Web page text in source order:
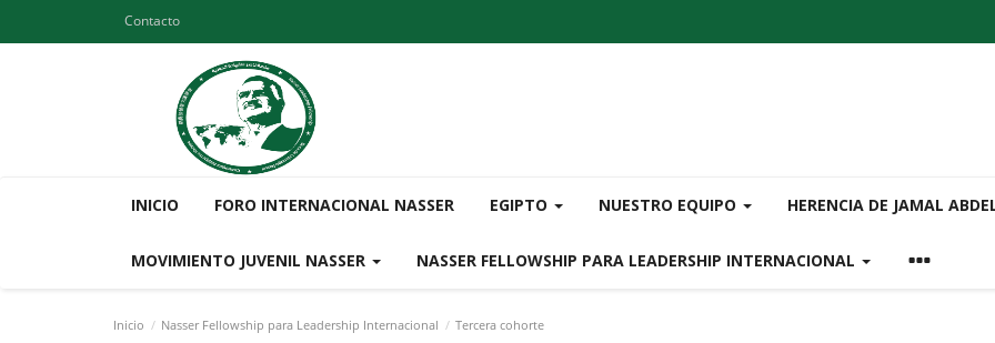
Contacto
INICIO FORO INTERNACIONAL NASSER EGIPTO NUESTRO EQUIPO HERENCIA DE JAMAL
MOVIMIENTO JUVENIL NASSER NASSER FELLOWSHIP PARA LEADERSHIP INTERNACIONAL
Inicio Nasser Fellowship para Leadership Internacional
Tercera cohorte